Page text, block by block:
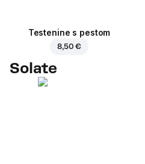
Testenine s pestom
8,50 €
Solate